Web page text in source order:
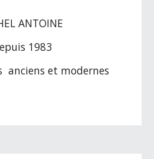
ANTOINE
1983
anciens et modernes